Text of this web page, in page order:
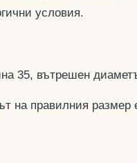
условия.
35, вътрешен
на правилния